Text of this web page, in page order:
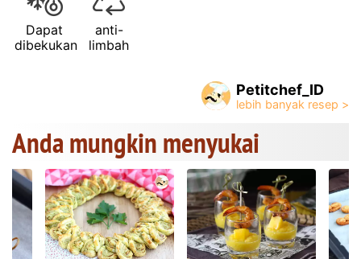
Dapat
dibekukan
anti-
limbah
Petitchef_ID
Anda mungkin menyukai